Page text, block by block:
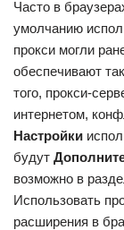
Часто в
умолчанию
прокси могли
обеспечивают
того, прокси-
интернетом,
Настройки
будут
возможно в
Использовать
расширения в